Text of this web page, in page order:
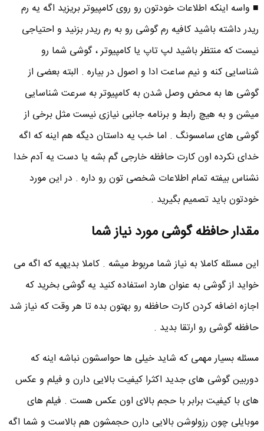
■ واسه اینکه اطلاعات خودتون رو روی کامپیوتر بریزید اگه یه رم
ریدر داشته باشید کافیه رم گوشی رو به رم ریدر بزنید و احتیاجی
نیست که منتظر باشید لپ تاپ یا کامپیوتر ، گوشی شما رو
شناسایی کنه و نیم ساعت ادا و اصول در بیاره . البته بعضی از
گوشی ها به محض وصل شدن به کامپیوتر به سرعت شناسایی
میشن و به هیچ رابط و برنامه جانبی نیازی نیست مثل برخی از
گوشی های سامسونگ . اما خب یه داستان دیگه هم اینه که اگه
خدای نکرده اون کارت حافظه خارجی گم بشه یا دست یه آدم خدا
نشناس بیفته تمام اطلاعات شخصی تون رو داره . در این مورد
خودتون باید تصمیم بگیرید .
مقدار حافظه گوشی مورد نیاز شما
این مسئله کاملا به نیاز شما مربوط میشه . کاملا بدیهیه که اگه می
خواید از گوشی به عنوان هارد استفاده کنید یه گوشی بخرید که
اجازه اضافه کردن کارت حافظه رو بهتون بده تا هر وقت که نیاز شد
حافظه گوشی رو ارتقا بدید .
مسئله بسیار مهمی که شاید خیلی ها حواسشون نباشه اینه که
دوربین گوشی های جدید اکثرا کیفیت بالایی دارن و فیلم و عکس
های با کیفیت برابر با حجم بالای اون عکس هست . فیلم های
موبایلی چون رزولوشن بالایی دارن حجمشون هم بالاست و شما اگه